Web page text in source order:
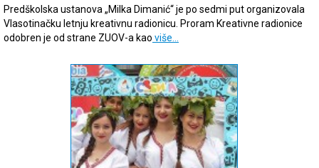
Predškolska ustanova „Milka Dimanić“ je po sedmi put organіzovala
Vlasotinačku letnju kreativnu radionicu. Proram Kreativne radionice
odobren je od strane ZUOV-a kao više…